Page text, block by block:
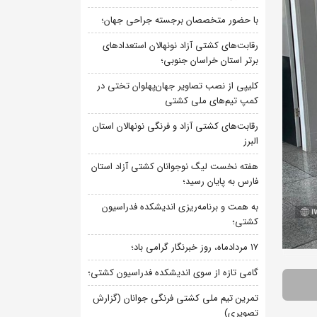
با حضور متخصصان برجسته جراحی جهان؛
رقابت‌های کشتی آزاد نونهالان استعدادهای
برتر استان خراسان جنوبی؛
کلیپی از نصب تصاویر جهان‌پهلوان تختی در
کمپ تیم‌های ملی کشتی
رقابت‌های کشتی آزاد و فرنگی نونهالان استان
البرز
هفته نخست لیگ نوجوانان کشتی آزاد استان
فارس به پایان رسید؛
به همت و برنامه‌ریزی اندیشکده فدراسیون
کشتی؛
۱۷ مردادماه، روز خبرنگار گرامی باد؛
گامی تازه از سوی اندیشکده فدراسیون کشتی؛
تمرین تیم ملی کشتی فرنگی جوانان (گزارش
تصویری)